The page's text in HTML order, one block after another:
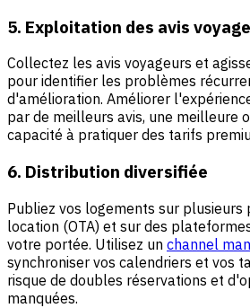
5. Exploitation des avis
Collectez les avis voyageurs et
pour identifier les problèmes
d'amélioration. Améliorer
par de meilleurs avis, une meilleure
capacité à pratiquer des tarifs
6. Distribution diversifiée
Publiez vos logements sur plusieurs
location (OTA) et sur des
votre portée. Utilisez un channel
synchroniser vos calendriers et vos
risque de doubles réservations et
manquées.